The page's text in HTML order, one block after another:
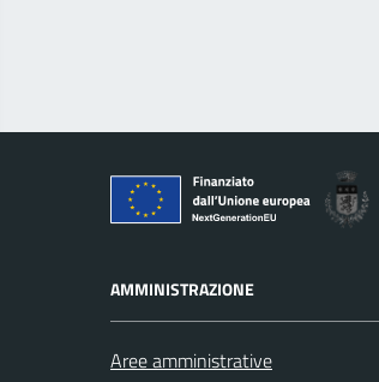
AMMINISTRAZIONE
Aree amministrative